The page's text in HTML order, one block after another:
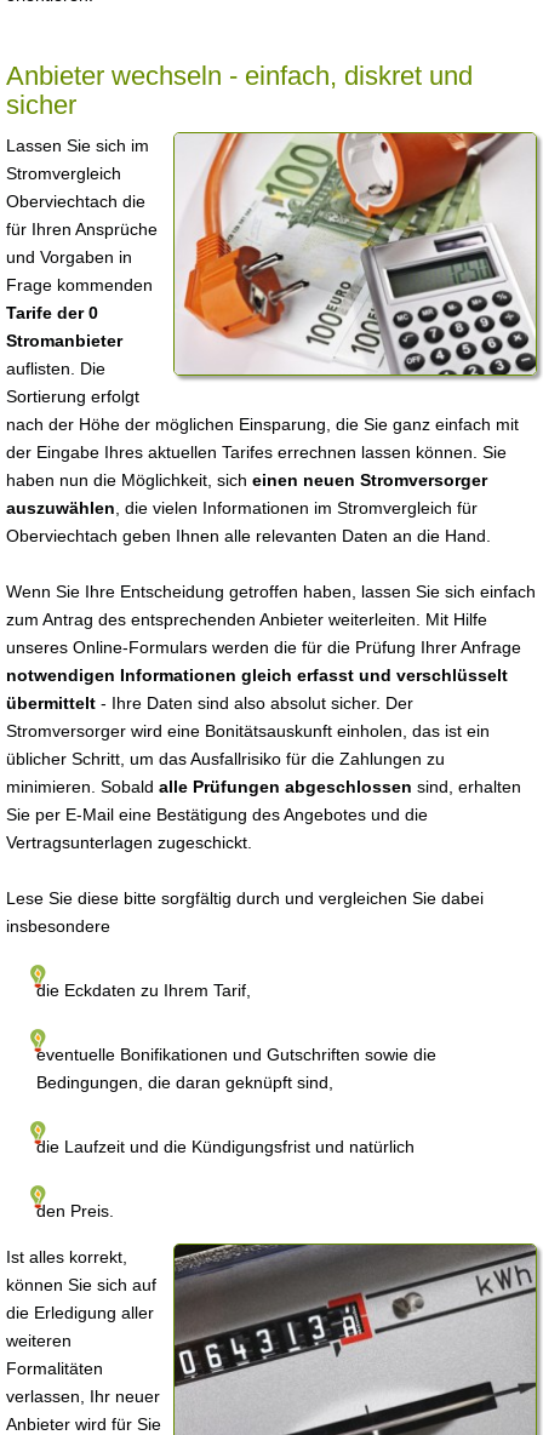
Anbieter wechseln - einfach, diskret und
sicher
Lassen Sie sich im
Stromvergleich
Oberviechtach die
für Ihren Ansprüche
und Vorgaben in
Frage kommenden
Tarife der 0
Stromanbieter
auflisten. Die
Sortierung erfolgt
nach der Höhe der möglichen Einsparung, die Sie ganz einfach mit
der Eingabe Ihres aktuellen Tarifes errechnen lassen können. Sie
haben nun die Möglichkeit, sich einen neuen Stromversorger
auszuwählen , die vielen Informationen im Stromvergleich für
Oberviechtach geben Ihnen alle relevanten Daten an die Hand.
Wenn Sie Ihre Entscheidung getroffen haben, lassen Sie sich einfach
zum Antrag des entsprechenden Anbieter weiterleiten. Mit Hilfe
unseres Online-Formulars werden die für die Prüfung Ihrer Anfrage
notwendigen Informationen gleich erfasst und verschlüsselt
übermittelt - Ihre Daten sind also absolut sicher. Der
Stromversorger wird eine Bonitätsauskunft einholen, das ist ein
üblicher Schritt, um das Ausfallrisiko für die Zahlungen zu
minimieren. Sobald alle Prüfungen abgeschlossen sind, erhalten
Sie per E-Mail eine Bestätigung des Angebotes und die
Vertragsunterlagen zugeschickt.
Lese Sie diese bitte sorgfältig durch und vergleichen Sie dabei
insbesondere
die Eckdaten zu Ihrem Tarif,
eventuelle Bonifikationen und Gutschriften sowie die
Bedingungen, die daran geknüpft sind,
die Laufzeit und die Kündigungsfrist und natürlich
den Preis.
Ist alles korrekt,
können Sie sich auf
die Erledigung aller
weiteren
Formalitäten
verlassen, Ihr neuer
Anbieter wird für Sie